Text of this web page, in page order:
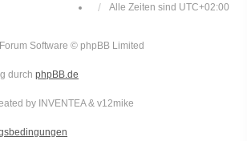
Alle Zeiten sind UTC+02:00
Software © phpBB Limited
durch phpBB.de
by INVENTEA & v12mike